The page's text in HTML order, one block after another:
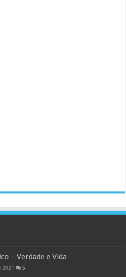
– Verdade e Vida
5